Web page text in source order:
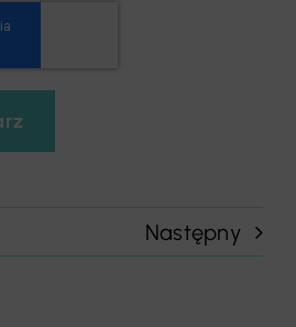
Następny